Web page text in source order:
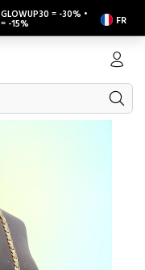
GLOWUP30 = -30% •
= -15% FR